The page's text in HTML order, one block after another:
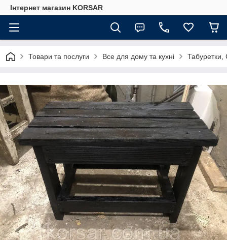
Iнтернет магазин KORSAR
Товари та послуги Все для дому та кухні Табуретки,